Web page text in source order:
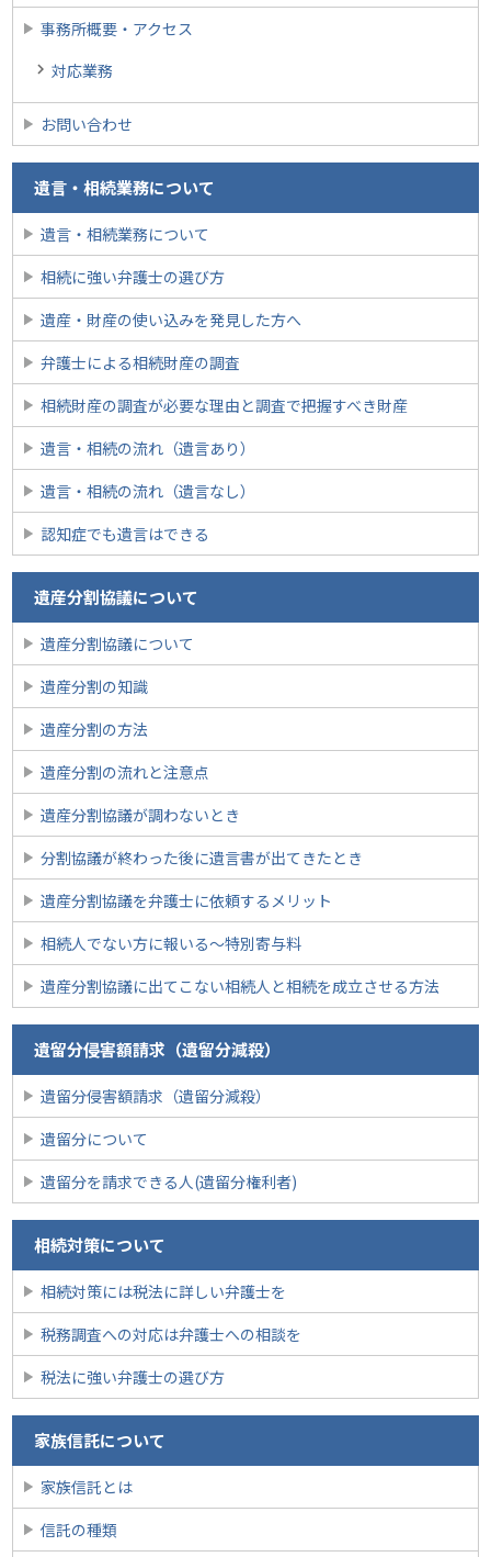
事務所概要・アクセス
対応業務
お問い合わせ
遺言・相続業務について
遺言・相続業務について
相続に強い弁護士の選び方
遺産・財産の使い込みを発見した方へ
弁護士による相続財産の調査
相続財産の調査が必要な理由と調査で把握すべき財産
遺言・相続の流れ（遺言あり）
遺言・相続の流れ（遺言なし）
認知症でも遺言はできる
遺産分割協議について
遺産分割協議について
遺産分割の知識
遺産分割の方法
遺産分割の流れと注意点
遺産分割協議が調わないとき
分割協議が終わった後に遺言書が出てきたとき
遺産分割協議を弁護士に依頼するメリット
相続人でない方に報いる〜特別寄与料
遺産分割協議に出てこない相続人と相続を成立させる方法
遺留分侵害額請求（遺留分減殺）
遺留分侵害額請求（遺留分減殺）
遺留分について
遺留分を請求できる人(遺留分権利者)
相続対策について
相続対策には税法に詳しい弁護士を
税務調査への対応は弁護士への相談を
税法に強い弁護士の選び方
家族信託について
家族信託とは
信託の種類